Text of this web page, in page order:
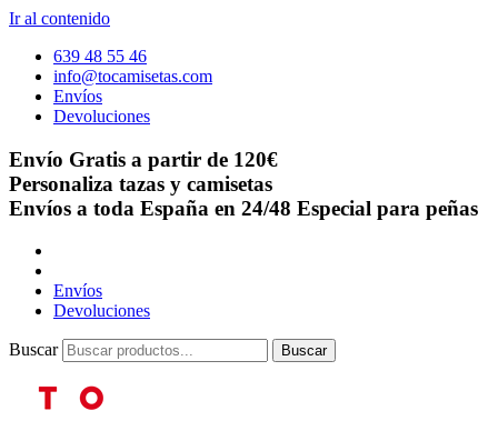
Ir al contenido
639 48 55 46
info@tocamisetas.com
Envíos
Devoluciones
Envío Gratis a partir de 120€
Personaliza tazas y camisetas
Envíos a toda España en 24/48 Especial para peñas
Envíos
Devoluciones
Buscar Buscar